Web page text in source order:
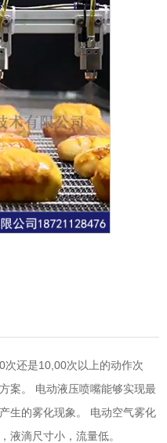
次还是10,00次以上的动作次
案。 电动液压喷嘴能够实现最
生的雾化现象。 电动空气雾化
液滴尺寸小，流量低。